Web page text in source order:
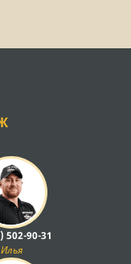
502-90-31
Илья